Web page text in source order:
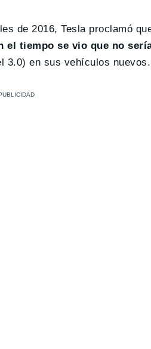
de 2016, Tesla proclamó
el tiempo se vio que no
3.0) en sus vehículos nuevos.